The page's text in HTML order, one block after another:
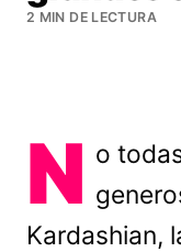
2 MIN DE LECTURA
N o
Kardashian,